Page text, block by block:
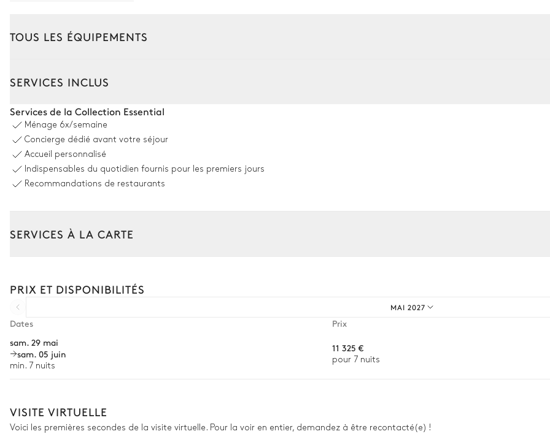
TOUS LES ÉQUIPEMENTS
Piscine
Chauffable · Au chlore
Dimensions : L = 8m, l = 4m, profondeur = 0,6m / 1,5m
4Transats
Terrain de football
Terrain de volleyball
Partagé
SERVICES INCLUS
Services de la Collection Essential
Ménage 6x/semaine
Concierge dédié avant votre séjour
Accueil personnalisé
Indispensables du quotidien fournis pour les premiers jours
Recommandations de restaurants
SERVICES À LA CARTE
Courses livrées avant l'arrivée
Chef à domicile
Personnel de maison supplémentaire
Babysitter
Location de vélo
PRIX ET DISPONIBILITÉS
MAI 2027
Dates
Prix
sam. 29 mai
sam. 05 juin
min. 7 nuits
11 325 €
pour 7 nuits
VISITE VIRTUELLE
Voici les premières secondes de la visite virtuelle. Pour la voir en entier, demandez à être recontacté(e) !